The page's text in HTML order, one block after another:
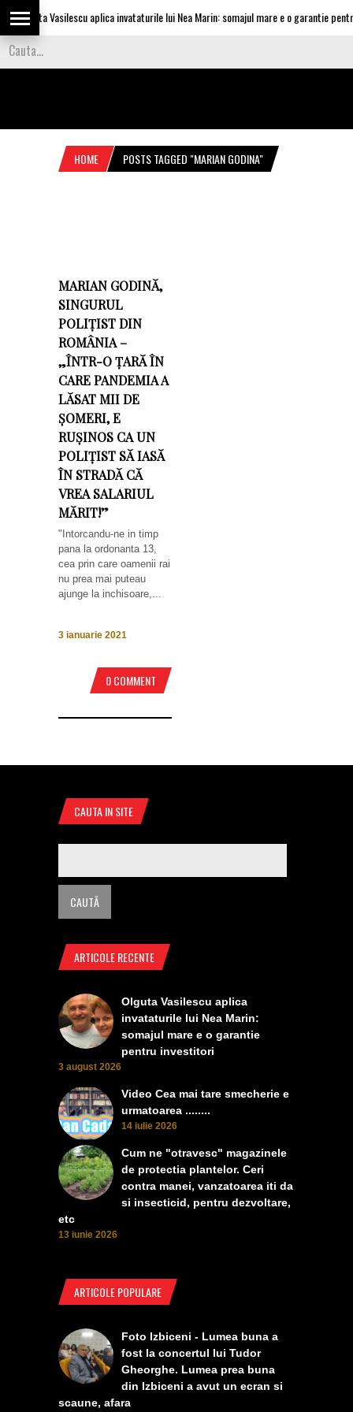
Olguta Vasilescu aplica invataturile lui Nea Marin: somajul mare e o garantie
HOME POSTS TAGGED "MARIAN GODINA"
MARIAN GODINĂ,
SINGURUL
POLIȚIST DIN
ROMÂNIA –
„ÎNTR-O ȚARĂ ÎN
CARE PANDEMIA A
LĂSAT MII DE
ȘOMERI, E
RUȘINOS CA UN
POLIȚIST SĂ IASĂ
ÎN STRADĂ CĂ
VREA SALARIUL
MĂRIT!”
"Intorcandu-ne in timp
pana la ordonanta 13,
cea prin care oamenii rai
nu prea mai puteau
ajunge la inchisoare,...
3 ianuarie 2021
0 COMMENT
CAUTA IN SITE
ARTICOLE RECENTE
Olguta Vasilescu aplica
invataturile lui Nea Marin:
somajul mare e o garantie
pentru investitori
3 august 2026
Video Cea mai tare smecherie e
urmatoarea ........
14 iulie 2026
Cum ne "otravesc" magazinele
de protectia plantelor. Ceri
contra manei, vanzatoarea iti da
si insecticid, pentru dezvoltare,
etc
13 iunie 2026
ARTICOLE POPULARE
Foto Izbiceni - Lumea buna a
fost la concertul lui Tudor
Gheorghe. Lumea prea buna
din Izbiceni a avut un ecran si
scaune, afara